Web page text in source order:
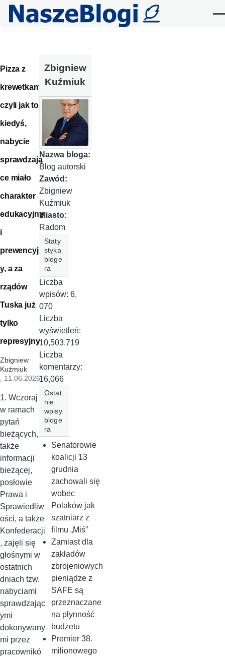
Przejdź do treści
Pizza z
krewetkami,
czyli jak to
kiedyś,
nabycie
sprawdzają
ce miało
charakter
edukacyjny
i
prewencyjn
y, a za
rządów
Tuska już
tylko
represyjny
Zbigniew
Kuźmiuk
, 11.06.2026
1. Wczoraj
w ramach
pytań
bieżących, a
także
informacji
bieżącej,
posłowie
Prawa i
Sprawiedliw
ości, a także
Konfederacji
, zajęli się
głośnymi w
ostatnich
dniach tzw.
nabyciami
sprawdzając
ymi
dokonywany
mi przez
pracownikó
Zbigniew
Kuźmiuk
Nazwa bloga:
Blog autorski
Zawód:
Zbigniew
Kuźmiuk
Miasto:
Radom
Staty
styka
bloge
ra
Liczba
wpisów: 6,
070
Liczba
wyświetleń:
10,503,719
Liczba
komentarzy:
16,066
Ostat
nie
wpisy
bloge
ra
Senatorowie
koalicji 13
grudnia
zachowali się
wobec
Polaków jak
szatniarz z
filmu „Miś”
Zamiast dla
zakładów
zbrojeniowych
pieniądze z
SAFE są
przeznaczane
na płynność
budżetu
Premier 38.
milionowego